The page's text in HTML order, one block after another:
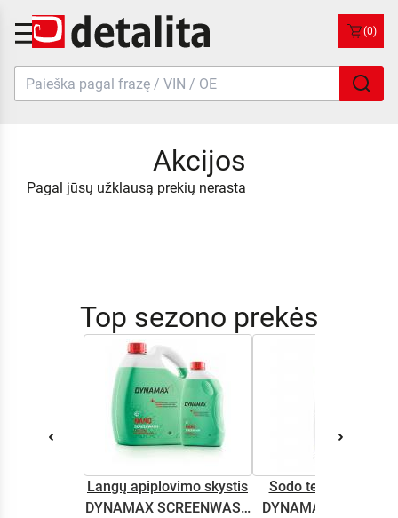
(0)
Akcijos
Pagal jūsų užklausą prekių nerasta
Top sezono prekės
Langų apiplovimo skystis
DYNAMAX SCREENWASH
Sodo technikos
DYNAMAX M2T